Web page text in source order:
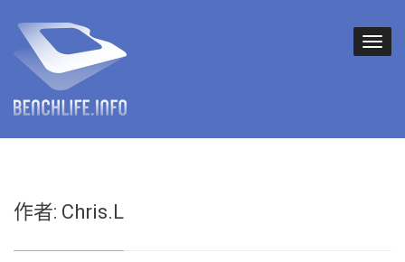
作者: Chris.L